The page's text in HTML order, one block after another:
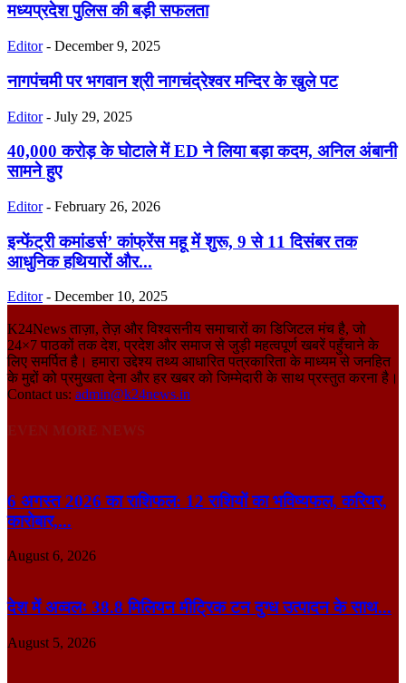
मध्यप्रदेश पुलिस की बड़ी सफलता
Editor - December 9, 2025
नागपंचमी पर भगवान श्री नागचंद्रेश्वर मन्दिर के खुले पट
Editor - July 29, 2025
40,000 करोड़ के घोटाले में ED ने लिया बड़ा कदम, अनिल अंबानी
सामने हुए
Editor - February 26, 2026
इन्फेंट्री कमांडर्स’ कांफ्रेंस महू में शुरू, 9 से 11 दिसंबर तक
आधुनिक हथियारों और...
Editor - December 10, 2025
K24News ताज़ा, तेज़ और विश्वसनीय समाचारों का डिजिटल मंच है, जो
24×7 पाठकों तक देश, प्रदेश और समाज से जुड़ी महत्वपूर्ण खबरें पहुँचाने के
लिए समर्पित है। हमारा उद्देश्य तथ्य आधारित पत्रकारिता के माध्यम से जनहित
के मुद्दों को प्रमुखता देना और हर खबर को जिम्मेदारी के साथ प्रस्तुत करना है।
Contact us: admin@k24news.in
6 अगस्त 2026 का राशिफल: 12 राशियों का भविष्यफल, करियर,
कारोबार,...
August 6, 2026
देश में अव्वलः 38.8 मिलियन मीट्रिक टन दुग्ध उत्पादन के साथ...
August 5, 2026